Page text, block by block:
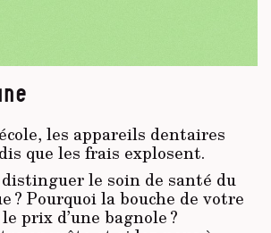
les appareils dentaires
que les frais explosent.
le soin de santé du
? Pourquoi la bouche de votre
prix d’une bagnole ?